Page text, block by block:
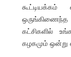
கட்சிகளில்
கழகமும்